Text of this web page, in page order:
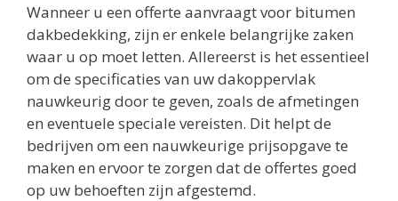
Wanneer u een offerte aanvraagt voor bitumen
dakbedekking, zijn er enkele belangrijke zaken
waar u op moet letten. Allereerst is het essentieel
om de specificaties van uw dakoppervlak
nauwkeurig door te geven, zoals de afmetingen
en eventuele speciale vereisten. Dit helpt de
bedrijven om een nauwkeurige prijsopgave te
maken en ervoor te zorgen dat de offertes goed
op uw behoeften zijn afgestemd.